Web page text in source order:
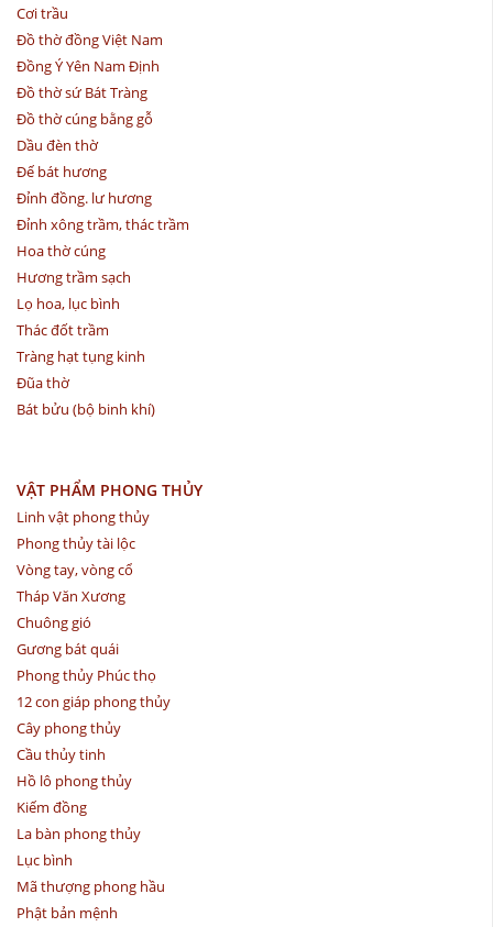
Cơi trầu
Đồ thờ đồng Việt Nam
Đồng Ý Yên Nam Định
Đồ thờ sứ Bát Tràng
Đồ thờ cúng bằng gỗ
Dầu đèn thờ
Đế bát hương
Đỉnh đồng. lư hương
Đỉnh xông trầm, thác trầm
Hoa thờ cúng
Hương trầm sạch
Lọ hoa, lục bình
Thác đốt trầm
Tràng hạt tụng kinh
Đũa thờ
Bát bửu (bộ binh khí)
VẬT PHẨM PHONG THỦY
Linh vật phong thủy
Phong thủy tài lộc
Vòng tay, vòng cổ
Tháp Văn Xương
Chuông gió
Gương bát quái
Phong thủy Phúc thọ
12 con giáp phong thủy
Cây phong thủy
Cầu thủy tinh
Hồ lô phong thủy
Kiếm đồng
La bàn phong thủy
Lục bình
Mã thượng phong hầu
Phật bản mệnh